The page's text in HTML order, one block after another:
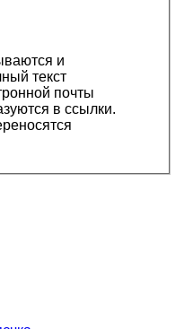
и
текст
почты
в ссылки.